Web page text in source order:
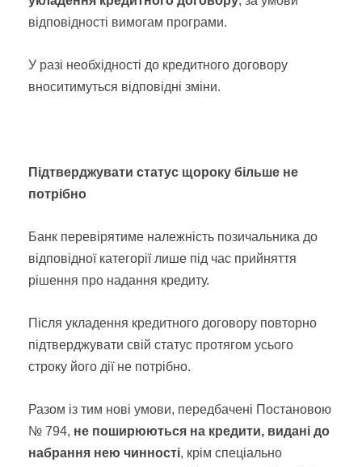
відповідності вимогам програми.
У разі необхідності до кредитного договору
вноситимуться відповідні зміни.
Підтверджувати статус щороку більше не
потрібно
Банк перевірятиме належність позичальника до
відповідної категорії лише під час прийняття
рішення про надання кредиту.
Після укладення кредитного договору повторно
підтверджувати свій статус протягом усього
строку його дії не потрібно.
Разом із тим нові умови, передбачені Постановою
№ 794, не поширюються на кредити, видані до
набрання нею чинності, крім спеціально